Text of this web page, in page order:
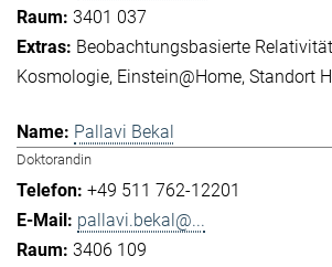
3401 037
Beobachtungsbasierte
Kosmologie Einstein@Home Standort
Pallavi Bekal
Doktorandin
+49 511 762-12201
pallavi.bekal@...
3406 109